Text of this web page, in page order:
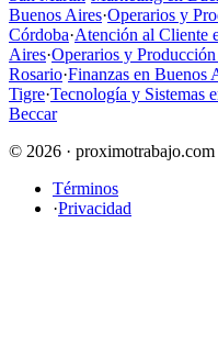
Buenos Aires·Operarios y
Córdoba·Atención al Cliente
Aires·Operarios y
Rosario·Finanzas en Buenos
Tigre·Tecnología y Sistemas
Beccar
© 2026 · proximotrabajo.com
Términos
·Privacidad